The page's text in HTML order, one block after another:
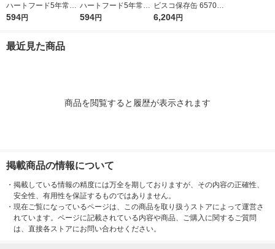
ハートフード5年常温
保存おにぎり トマト
594円
ハートフード5年常温
保存 おにぎり カレー
594円
ビスコ保存缶 657027
2 1セット(1缶×10)
6,204円
最近見た商品
商品を閲覧すると履歴が表示されます
掲載商品の情報について
・ 掲載している情報の精度には万全を期しておりますが、その内容の正確性、
安全性、有用性を保証するものではありません。
・ 現在ご覧になっているページは、この商品を取り扱うストアによって運営さ
れています。ページに記載されている内容や商品、ご購入に関するご質問
は、直接各ストアにお問い合わせください。